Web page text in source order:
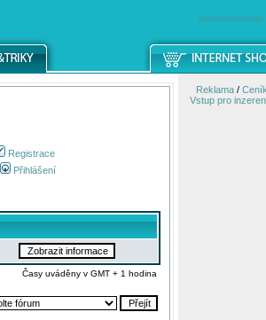
Registrace
Přihlášení
Časy uváděny v GMT + 1 hodina
Reklama/ Ceník
Vstup pro